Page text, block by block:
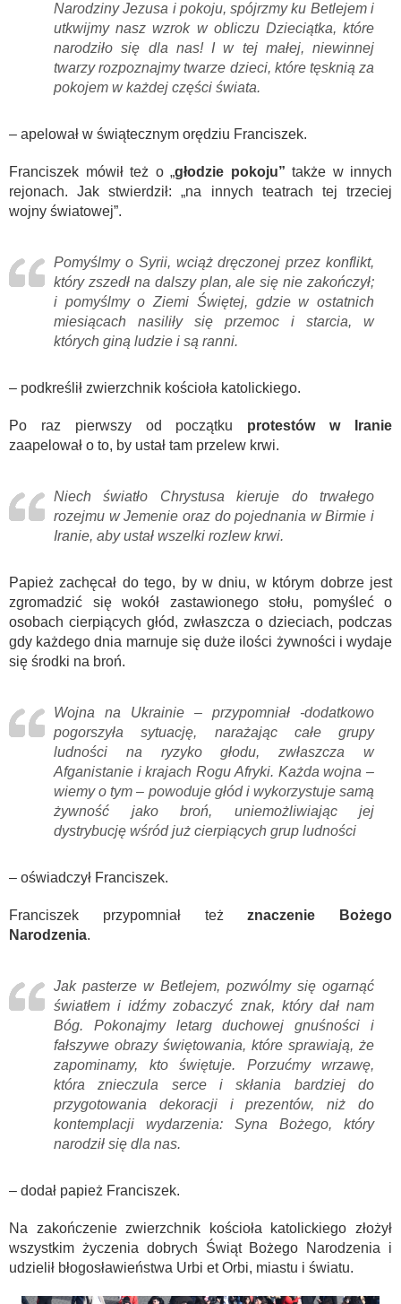
Narodziny Jezusa i pokoju, spójrzmy ku Betlejem i
utkwijmy nasz wzrok w obliczu Dzieciątka, które
narodziło się dla nas! I w tej małej, niewinnej
twarzy rozpoznajmy twarze dzieci, które tęsknią za
pokojem w każdej części świata.
– apelował w świątecznym orędziu Franciszek.
Franciszek mówił też o „głodzie pokoju” także w innych
rejonach. Jak stwierdził: „na innych teatrach tej trzeciej
wojny światowej”.
Pomyślmy o Syrii, wciąż dręczonej przez konflikt,
który zszedł na dalszy plan, ale się nie zakończył;
i pomyślmy o Ziemi Świętej, gdzie w ostatnich
miesiącach nasiliły się przemoc i starcia, w
których giną ludzie i są ranni.
– podkreślił zwierzchnik kościoła katolickiego.
Po raz pierwszy od początku protestów w Iranie
zaapelował o to, by ustał tam przelew krwi.
Niech światło Chrystusa kieruje do trwałego
rozejmu w Jemenie oraz do pojednania w Birmie i
Iranie, aby ustał wszelki rozlew krwi.
Papież zachęcał do tego, by w dniu, w którym dobrze jest
zgromadzić się wokół zastawionego stołu, pomyśleć o
osobach cierpiących głód, zwłaszcza o dzieciach, podczas
gdy każdego dnia marnuje się duże ilości żywności i wydaje
się środki na broń.
Wojna na Ukrainie – przypomniał -dodatkowo
pogorszyła sytuację, narażając całe grupy
ludności na ryzyko głodu, zwłaszcza w
Afganistanie i krajach Rogu Afryki. Każda wojna –
wiemy o tym – powoduje głód i wykorzystuje samą
żywność jako broń, uniemożliwiając jej
dystrybucję wśród już cierpiących grup ludności
– oświadczył Franciszek.
Franciszek przypomniał teżznaczenie Bożego
Narodzenia.
Jak pasterze w Betlejem, pozwólmy się ogarnąć
światłem i idźmy zobaczyć znak, który dał nam
Bóg. Pokonajmy letarg duchowej gnuśności i
fałszywe obrazy świętowania, które sprawiają, że
zapominamy, kto świętuje. Porzućmy wrzawę,
która znieczula serce i skłania bardziej do
przygotowania dekoracji i prezentów, niż do
kontemplacji wydarzenia: Syna Bożego, który
narodził się dla nas.
– dodał papież Franciszek.
Na zakończenie zwierzchnik kościoła katolickiego złożył
wszystkim życzenia dobrych Świąt Bożego Narodzenia i
udzielił błogosławieństwa Urbi et Orbi, miastu i światu.